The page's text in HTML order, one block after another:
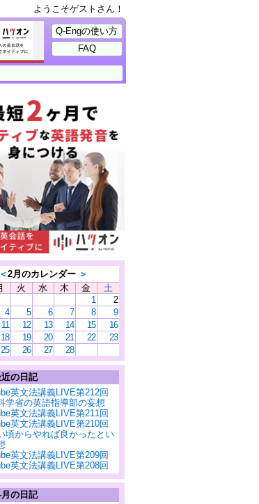
ようこそゲストさん！
Q-Engの使い方
FAQ
＜2月のカレンダー ＞
火 水 木 金
土
1
2
4 5 6 7 8
9
11 12 13 14 15
16
18 19 20 21 22
23
25 26 27 28
の日記
英文法講義LIVE第212回
学省の英語指導部の妄想
英文法講義LIVE第211回
英文法講義LIVE第210回
頃からやれば良かったとい
英文法講義LIVE第209回
英文法講義LIVE第208回
の日記